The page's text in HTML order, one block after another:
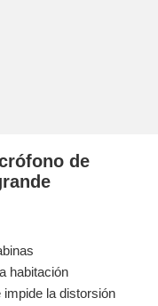
de
habitación
la distorsión